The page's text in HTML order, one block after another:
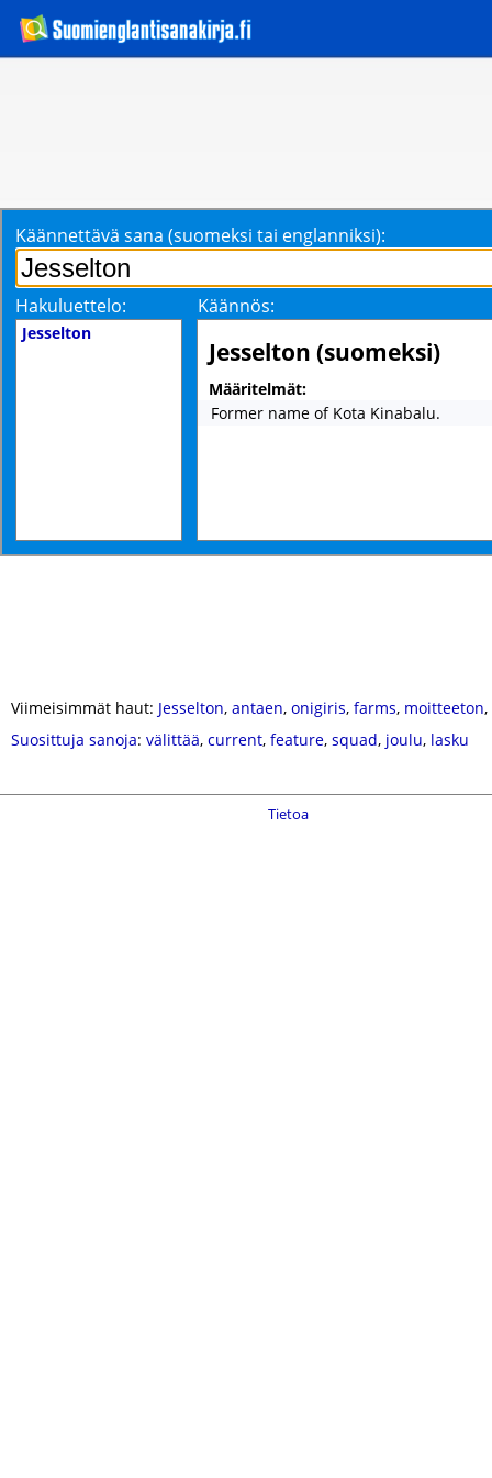
Käännettävä sana (suomeksi tai englanniksi):
Hakuluettelo: Käännös:
Jesselton
Jesselton (suomeksi)
Määritelmät:
Former name of Kota Kinabalu.
Viimeisimmät haut: Jesselton, antaen, onigiris, farms, moitteeton,
Suosittuja sanoja: välittää, current, feature, squad, joulu, lasku
Tietoa